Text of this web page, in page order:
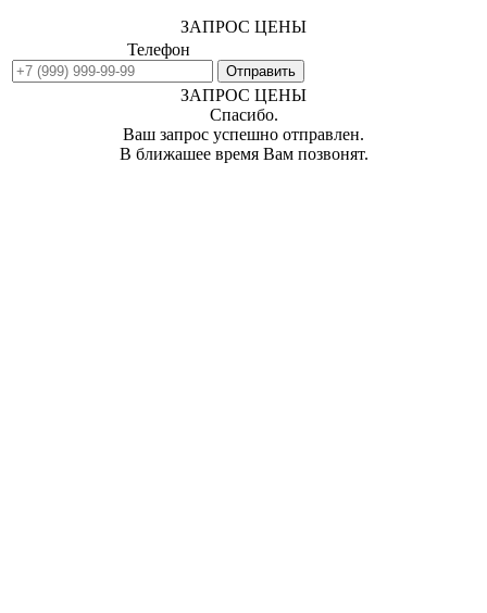
ЗАПРОС ЦЕНЫ
Телефон
ЗАПРОС ЦЕНЫ
Спасибо.
Ваш запрос успешно отправлен.
В ближашее время Вам позвонят.